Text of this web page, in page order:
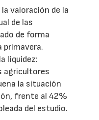
valoración de la
de las
de forma
liquidez:
agricultores
la situación
frente al 42%
del estudio.